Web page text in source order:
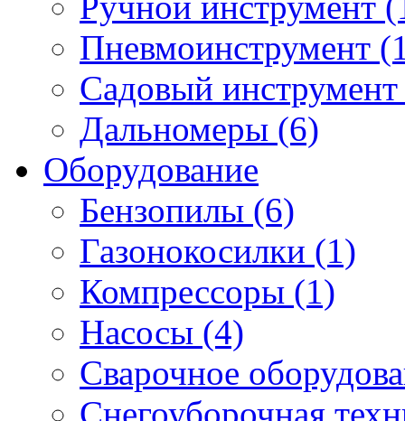
Пневмоинструмент
Садовый
Дальномеры (6)
Оборудование
Бензопилы (6)
Газонокосилки (1)
Компрессоры (1)
Насосы (4)
Сварочное
Снегоуборочная